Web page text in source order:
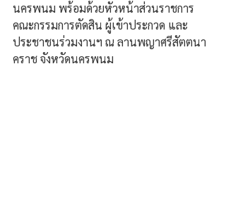
นครพนม พร้อมด้วยหัวหน้าส่วนราชการ
คณะกรรมการตัดสิน ผู้เข้าประกวด และ
ประชาชนร่วมงานฯ ณ ลานพญาศรีสัตตนา
คราช จังหวัดนครพนม